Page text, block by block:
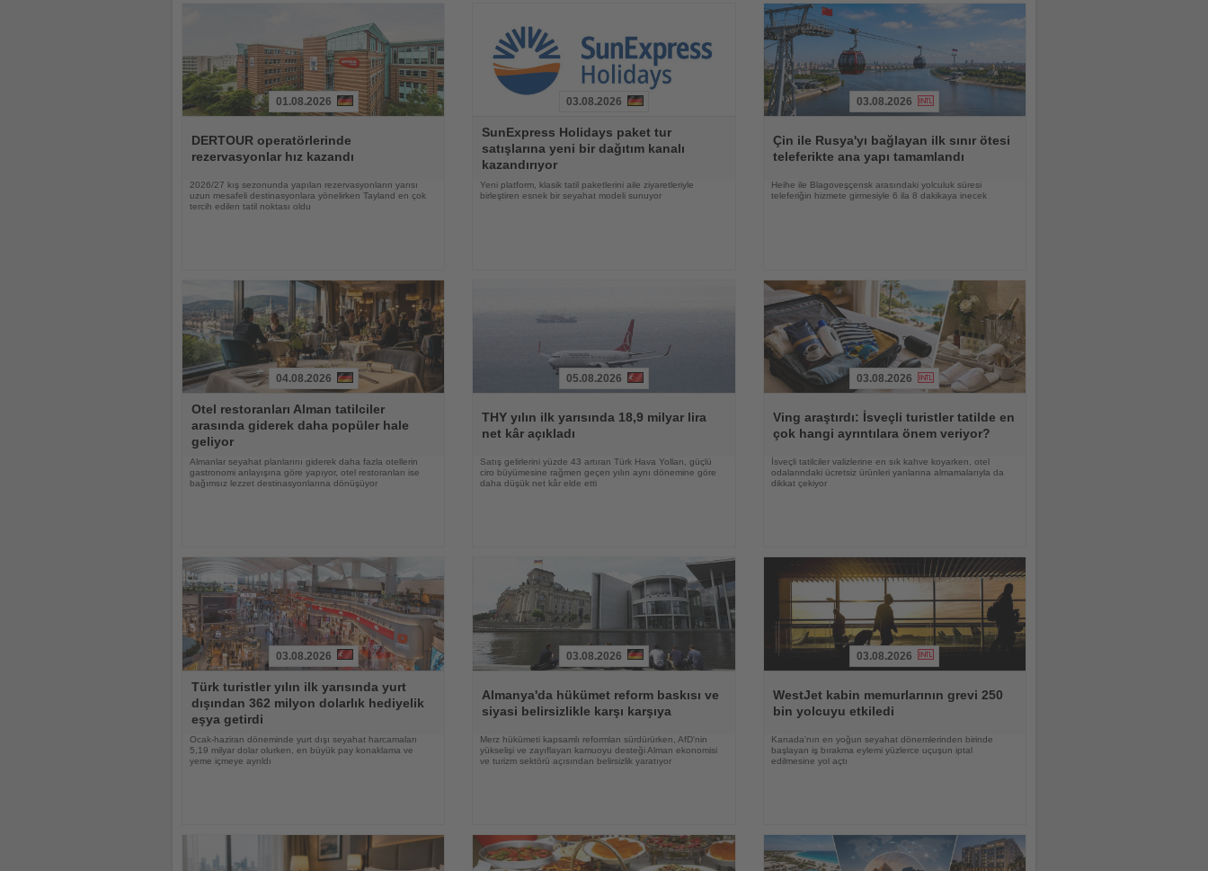
Oku
01.08.2026
DERTOUR operatörlerinde
rezervasyonlar hız kazandı
2026/27 kış sezonunda yapılan rezervasyonların yarısı
uzun mesafeli destinasyonlara yönelirken Tayland en çok
tercih edilen tatil noktası oldu
Oku
03.08.2026
SunExpress Holidays paket tur
satışlarına yeni bir dağıtım kanalı
kazandırıyor
Yeni platform, klasik tatil paketlerini aile ziyaretleriyle
birleştiren esnek bir seyahat modeli sunuyor
Oku
03.08.2026
Çin ile Rusya'yı bağlayan ilk sınır ötesi
teleferikte ana yapı tamamlandı
Heihe ile Blagoveşçensk arasındaki yolculuk süresi
teleferiğin hizmete girmesiyle 6 ila 8 dakikaya inecek
Oku
04.08.2026
Otel restoranları Alman tatilciler
arasında giderek daha popüler hale
geliyor
Almanlar seyahat planlarını giderek daha fazla otellerin
gastronomi anlayışına göre yapıyor, otel restoranları ise
bağımsız lezzet destinasyonlarına dönüşüyor
Oku
05.08.2026
THY yılın ilk yarısında 18,9 milyar lira
net kâr açıkladı
Satış gelirlerini yüzde 43 artıran Türk Hava Yolları, güçlü
ciro büyümesine rağmen geçen yılın aynı dönemine göre
daha düşük net kâr elde etti
Oku
03.08.2026
Ving araştırdı: İsveçli turistler tatilde en
çok hangi ayrıntılara önem veriyor?
İsveçli tatilciler valizlerine en sık kahve koyarken, otel
odalarındaki ücretsiz ürünleri yanlarına almamalarıyla da
dikkat çekiyor
Oku
03.08.2026
Türk turistler yılın ilk yarısında yurt
dışından 362 milyon dolarlık hediyelik
eşya getirdi
Ocak-haziran döneminde yurt dışı seyahat harcamaları
5,19 milyar dolar olurken, en büyük pay konaklama ve
yeme içmeye ayrıldı
Oku
03.08.2026
Almanya'da hükümet reform baskısı ve
siyasi belirsizlikle karşı karşıya
Merz hükümeti kapsamlı reformları sürdürürken, AfD'nin
yükselişi ve zayıflayan kamuoyu desteği Alman ekonomisi
ve turizm sektörü açısından belirsizlik yaratıyor
Oku
03.08.2026
WestJet kabin memurlarının grevi 250
bin yolcuyu etkiledi
Kanada'nın en yoğun seyahat dönemlerinden birinde
başlayan iş bırakma eylemi yüzlerce uçuşun iptal
edilmesine yol açtı